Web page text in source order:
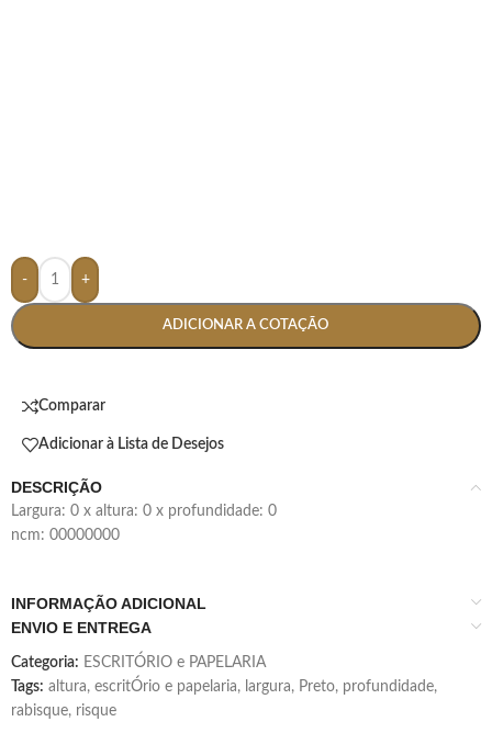
- +
ADICIONAR A COTAÇÃO
Comparar
Adicionar à Lista de Desejos
DESCRIÇÃO
largura: 0 x altura: 0 x profundidade: 0
ncm: 00000000
INFORMAÇÃO ADICIONAL
ENVIO E ENTREGA
Categoria: ESCRITÓRIO e PAPELARIA
Tags: altura, escritÓrio e papelaria, largura, Preto, profundidade,
rabisque, risque